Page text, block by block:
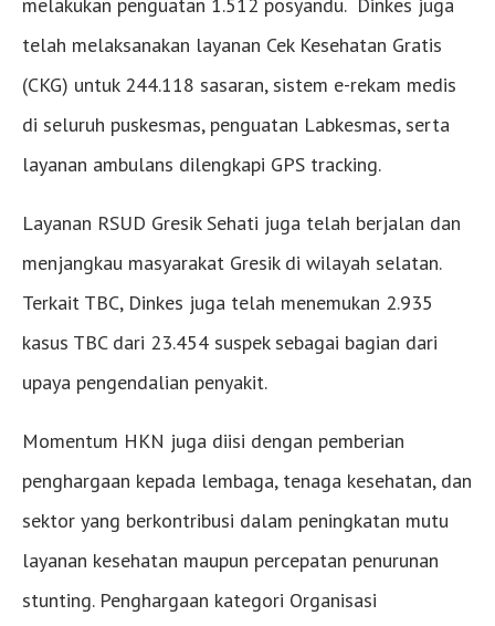
telah melaksanakan layanan Cek Kesehatan Gratis
(CKG) untuk 244.118 sasaran, sistem e-rekam medis
di seluruh puskesmas, penguatan Labkesmas, serta
layanan ambulans dilengkapi GPS tracking.
Layanan RSUD Gresik Sehati juga telah berjalan dan
menjangkau masyarakat Gresik di wilayah selatan.
Terkait TBC, Dinkes juga telah menemukan 2.935
kasus TBC dari 23.454 suspek sebagai bagian dari
upaya pengendalian penyakit.
Momentum HKN juga diisi dengan pemberian
penghargaan kepada lembaga, tenaga kesehatan, dan
sektor yang berkontribusi dalam peningkatan mutu
layanan kesehatan maupun percepatan penurunan
stunting. Penghargaan kategori Organisasi